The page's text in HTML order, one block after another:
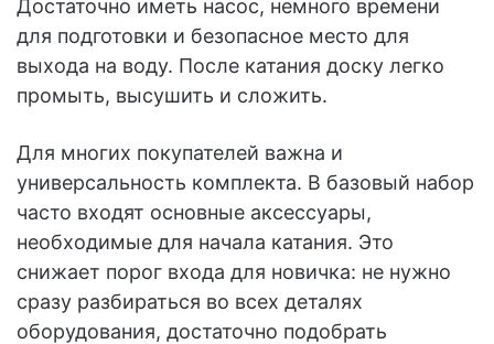
Достаточно иметь насос, немного времени
для подготовки и безопасное место для
выхода на воду. После катания доску легко
промыть, высушить и сложить.
Для многих покупателей важна и
универсальность комплекта. В базовый набор
часто входят основные аксессуары,
необходимые для начала катания. Это
снижает порог входа для новичка: не нужно
сразу разбираться во всех деталях
оборудования, достаточно подобрать